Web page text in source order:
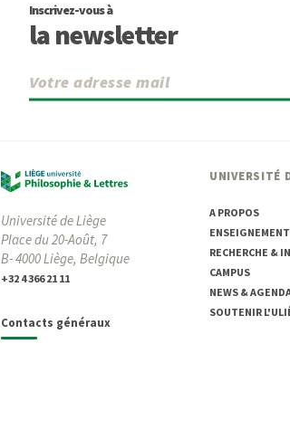
Inscrivez-vous à
la newsletter
Université de Liège
Place du 20-Août, 7
B- 4000 Liège, Belgique
+32 4 366 21 11
Contacts généraux
UNIVERSITÉ
A PROPOS
ENSEIGNEMENT
RECHERCHE &
CAMPUS
NEWS &
SOUTENIR